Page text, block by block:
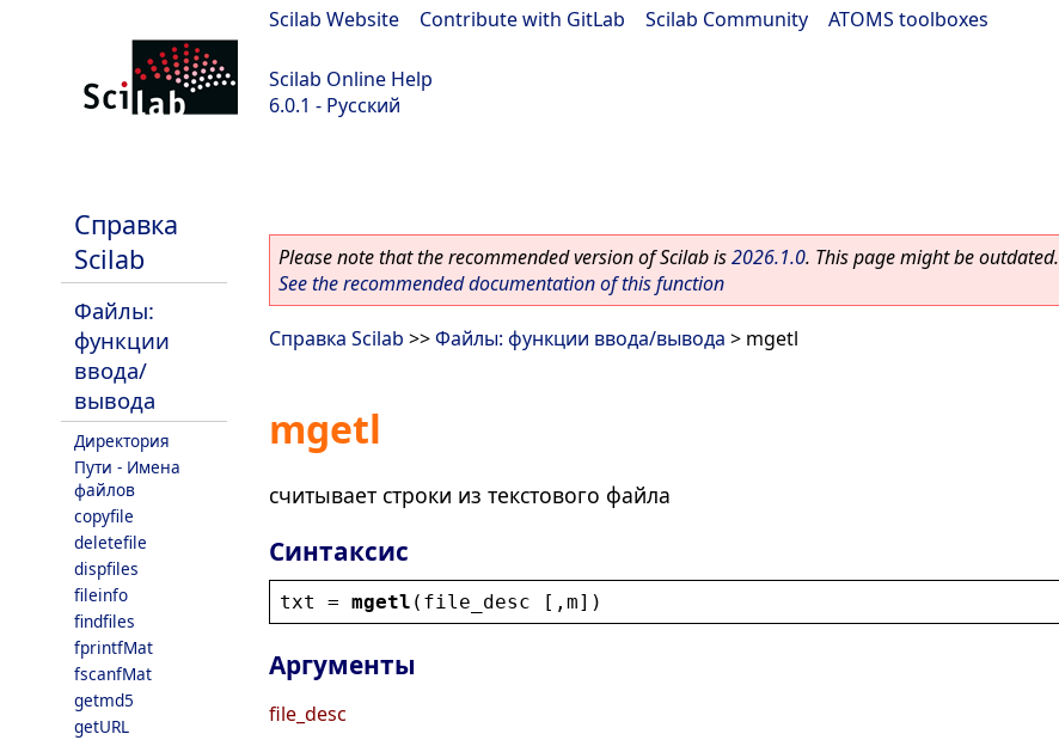
Scilab Website Contribute with GitLab Scilab Community ATOMS toolboxes
Scilab Online Help
6.0.1 - Русский
Справка
Scilab
Файлы:
функции
ввода/
вывода
Директория
Пути - Имена
файлов
copyfile
deletefile
dispfiles
fileinfo
findfiles
fprintfMat
fscanfMat
getmd5
getURL
Please note that the recommended version of Scilab is2026.1.0. This page might be outdated.
See the recommended documentation of this function
Справка Scilab >>Файлы: функции ввода/вывода > mgetl
mgetl
считывает строки из текстового файла
Синтаксис
txt = mgetl ( file_desc [, m])
Аргументы
file_desc